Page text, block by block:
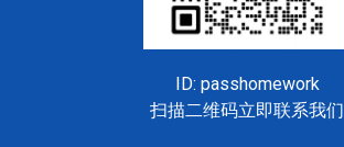
ID: passhomework
扫描二维码立即联系我们